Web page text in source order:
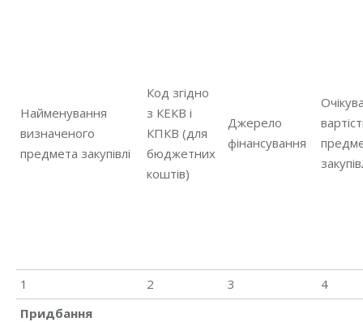
Найменування
визначеного
предмета закупівлі
Код згідно
з КЕКВ і
КПКВ (для
бюджетних
коштів)
Джерело
фінансування
1 2 3
4
Придбання